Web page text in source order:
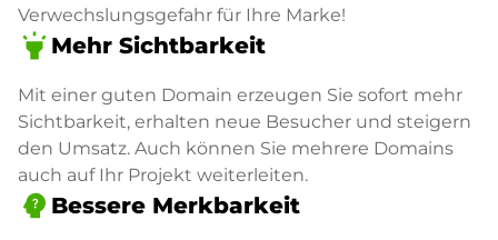
Verwechslungsgefahr für Ihre Marke!
highlight Mehr Sichtbarkeit
Mit einer guten Domain erzeugen Sie sofort mehr
Sichtbarkeit, erhalten neue Besucher und steigern
den Umsatz. Auch können Sie mehrere Domains
auch auf Ihr Projekt weiterleiten.
psychology_alt Bessere Merkbarkeit